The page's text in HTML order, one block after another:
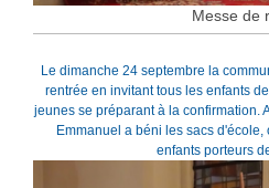
Messe de
Le dimanche 24 septembre la
rentrée en invitant tous les enfants
jeunes se préparant à la confirmation.
Emmanuel a béni les sacs
enfants porteurs